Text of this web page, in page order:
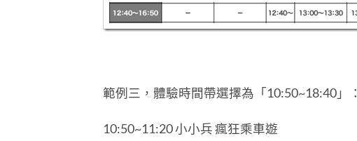
範例三，體驗時間帶選擇為「10:50~18:40」：
10:50~11:20 小小兵 瘋狂乘車遊